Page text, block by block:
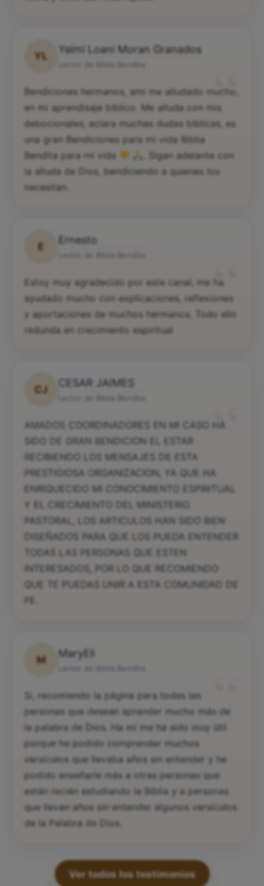
YL
Yeimi Loani Moran Granados
“
Bendiciones hermanos, ami me alludado mucho,
en mi aprendisaje biblico. Me alluda con mis
debocionales, aclara muchas dudas biblicas, es
una gran Bendiciones para mi vida Biblia
Bendita para mi vida
. Sigan adelante con
la alluda de Dios, bendiciendo a quienes los
necesitan.
E
Ernesto
“
Estoy muy agradecido por este canal, me ha
ayudado mucho con explicaciones, reflexiones
y aportaciones de muchos hermanos. Todo ello
redunda en crecimiento espiritual
CJ
CESAR JAIMES
“
AMADOS COORDINADORES EN MI CASO HA
SIDO DE GRAN BENDICION EL ESTAR
RECIBIENDO LOS MENSAJES DE ESTA
PRESTIGIOSA ORGANIZACION, YA QUE HA
ENRIQUECIDO MI CONOCIMIENTO ESPIRITUAL
Y EL CRECIMIENTO DEL MINISTERIO
PASTORAL, LOS ARTICULOS HAN SIDO BIEN
DISEÑADOS PARA QUE LOS PUEDA ENTENDER
TODAS LAS PERSONAS QUE ESTEN
INTERESADOS, POR LO QUE RECOMIENDO
QUE TE PUEDAS UNIR A ESTA COMUNIDAD DE
M
MaryEli
“
Si, recomiendo la página para todas las
personas que desean aprender mucho más de
la palabra de Dios. Ha mi me ha sido muy útil
porque he podido comprender muchos
versículos que llevaba años sin entender y he
podido enseñarle más a otras personas que
están recién estudiando la Biblia y a personas
que llevan años sin entender algunos versículos
de la Palabra de Dios.
Ver todos los testimonios